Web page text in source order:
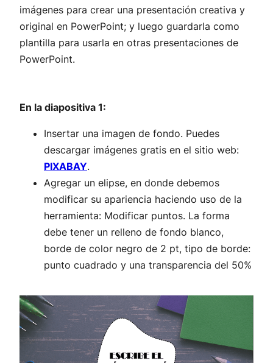
imágenes para crear una presentación creativa y
original en PowerPoint; y luego guardarla como
plantilla para usarla en otras presentaciones de
PowerPoint.
En la diapositiva 1:
Insertar una imagen de fondo. Puedes
descargar imágenes gratis en el sitio web:
PIXABAY.
Agregar un elipse, en donde debemos
modificar su apariencia haciendo uso de la
herramienta: Modificar puntos. La forma
debe tener un relleno de fondo blanco,
borde de color negro de 2 pt, tipo de borde:
punto cuadrado y una transparencia del 50%